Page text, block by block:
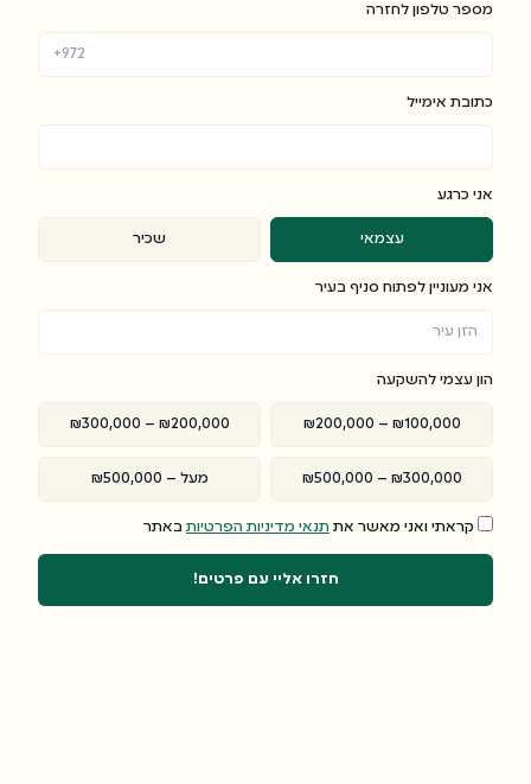
מספר טלפון לחזרה
כתובת אימייל
אני כרגע
עצמאי שכיר
אני מעוניין לפתוח סניף בעיר
הון עצמי להשקעה
₪100,000 – ₪200,000
₪200,000 – ₪300,000
₪300,000 – ₪500,000 מעל – ₪500,000
קראתי ואני מאשר את תנאי מדיניות הפרטיות באתר